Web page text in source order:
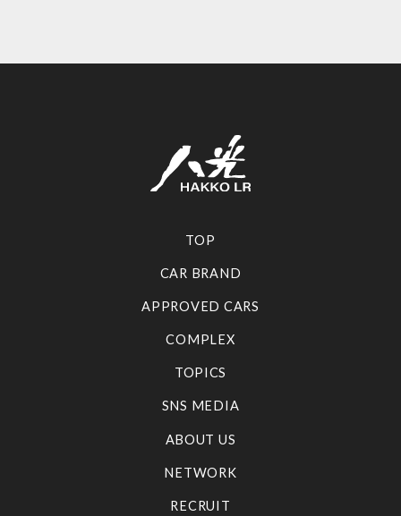
TOP
CAR BRAND
APPROVED CARS
COMPLEX
TOPICS
SNS MEDIA
ABOUT US
NETWORK
RECRUIT